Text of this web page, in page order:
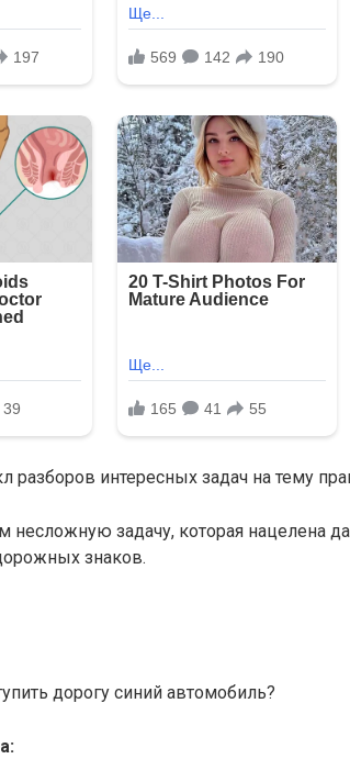
разборов интересных задач на тему
несложную задачу, которая нацелена
знаков.
дорогу синий автомобиль?